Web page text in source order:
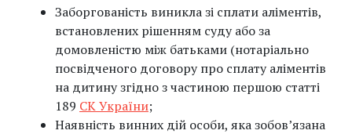
Заборгованість виникла зі сплати аліментів,
встановлених рішенням суду або за
домовленістю між батьками (нотаріально
посвідченого договору про сплату аліментів
на дитину згідно з частиною першою статті
189 СК України;
Наявність винних дій особи, яка зобов’язана